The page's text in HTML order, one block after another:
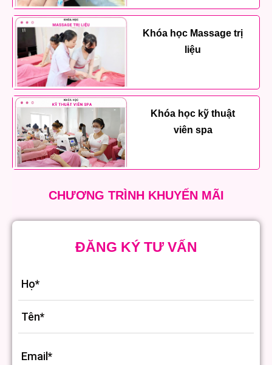
Khóa học Massage trị
liệu
Khóa học kỹ thuật
viên spa
CHƯƠNG TRÌNH KHUYẾN MÃI
ĐĂNG KÝ TƯ VẤN